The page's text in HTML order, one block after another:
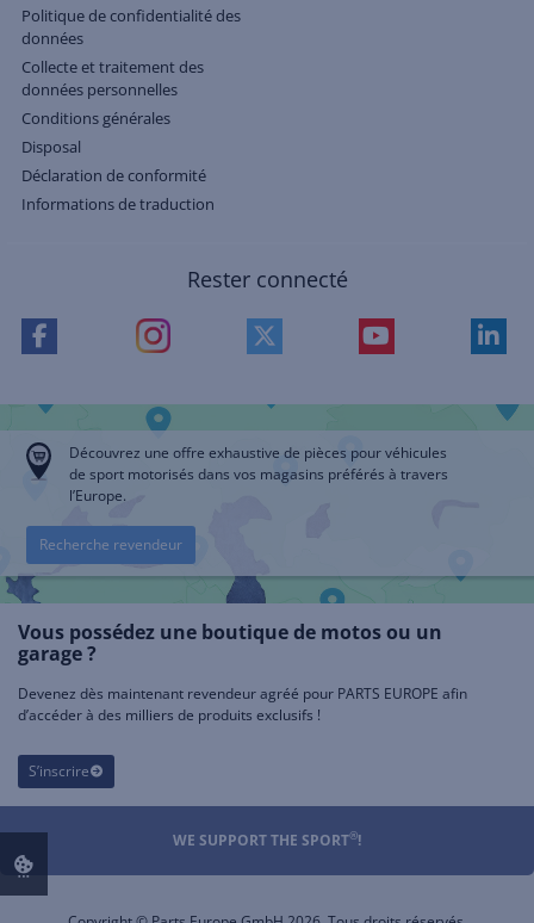
Politique de confidentialité des
données
Collecte et traitement des
données personnelles
Conditions générales
Disposal
Déclaration de conformité
Informations de traduction
Rester connecté
Découvrez une offre exhaustive de pièces pour véhicules
de sport motorisés dans vos magasins préférés à travers
l’Europe.
Recherche revendeur
Vous possédez une boutique de motos ou un
garage ?
Devenez dès maintenant revendeur agréé pour PARTS EUROPE afin
d’accéder à des milliers de produits exclusifs !
S’inscrire
WE SUPPORT THE SPORT®!